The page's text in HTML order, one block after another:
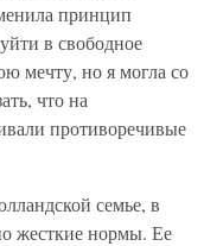
принцип
в свободное
мечту, но я могла со
что на
противоречивые
семье, в
жесткие нормы. Ее